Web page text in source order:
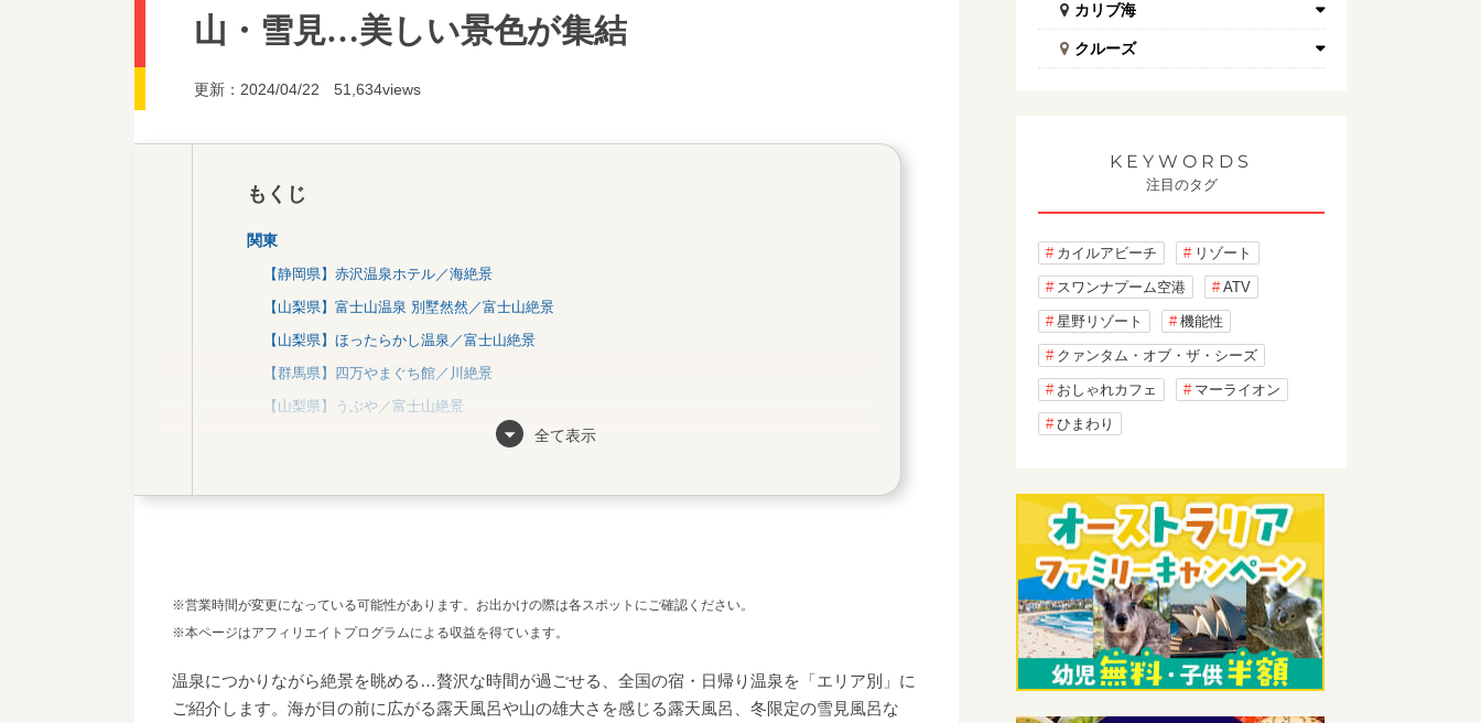
山・雪見…美しい景色が集結
更新：2024/04/22 51,634views
もくじ
関東
【静岡県】赤沢温泉ホテル／海絶景
【山梨県】富士山温泉 別墅然然／富士山絶景
【山梨県】ほったらかし温泉／富士山絶景
【群馬県】四万やまぐち館／川絶景
【山梨県】うぶや／富士山絶景
【山梨県】庭園と感動の宿 富士山温泉ホテル鐘山苑／富士山絶景
関西
【兵庫県】絶景露天風呂の宿 銀波荘／海の絶景
【大阪府】山水館／森林・渓谷絶景
北海道
全て表示
※営業時間が変更になっている可能性があります。お出かけの際は各スポットにご確認ください。
※本ページはアフィリエイトプログラムによる収益を得ています。
温泉につかりながら絶景を眺める…贅沢な時間が過ごせる、全国の宿・日帰り温泉を「エリア別」に
ご紹介します。海が目の前に広がる露天風呂や山の雄大さを感じる露天風呂、冬限定の雪見風呂な
カリブ海
クルーズ
KEYWORDS
注目のタグ
カイルアビーチ リゾート
スワンナプーム空港 ATV
星野リゾート 機能性
クァンタム・オブ・ザ・シーズ
おしゃれカフェ マーライオン
ひまわり